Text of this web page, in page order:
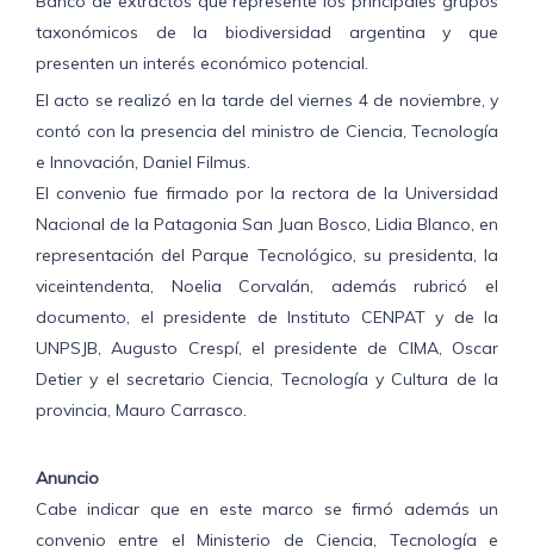
taxonómicos de la biodiversidad argentina y que
presenten un interés económico potencial.
El acto se realizó en la tarde del viernes 4 de noviembre, y
contó con la presencia del ministro de Ciencia, Tecnología
e Innovación, Daniel Filmus.
El convenio fue firmado por la rectora de la Universidad
Nacional de la Patagonia San Juan Bosco, Lidia Blanco, en
representación del Parque Tecnológico, su presidenta, la
viceintendenta, Noelia Corvalán, además rubricó el
documento, el presidente de Instituto CENPAT y de la
UNPSJB, Augusto Crespí, el presidente de CIMA, Oscar
Detier y el secretario Ciencia, Tecnología y Cultura de la
provincia, Mauro Carrasco.
Anuncio
Cabe indicar que en este marco se firmó además un
convenio entre el Ministerio de Ciencia, Tecnología e